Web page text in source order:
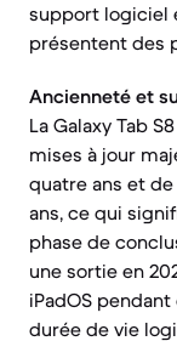
support logiciel
présentent des
Ancienneté et
La Galaxy Tab
mises à jour
quatre ans et
ans, ce qui
phase de
une sortie en
iPadOS
durée de vie